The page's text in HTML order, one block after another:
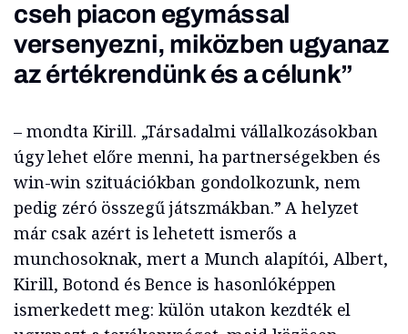
cseh piacon egymással
versenyezni, miközben ugyanaz
az értékrendünk és a célunk”
– mondta Kirill. „Társadalmi vállalkozásokban
úgy lehet előre menni, ha partnerségekben és
win-win szituációkban gondolkozunk, nem
pedig zéró összegű játszmákban.” A helyzet
már csak azért is lehetett ismerős a
munchosoknak, mert a Munch alapítói, Albert,
Kirill, Botond és Bence is hasonlóképpen
ismerkedett meg: külön utakon kezdték el